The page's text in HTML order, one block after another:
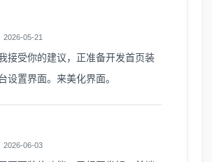
2026-05-21
接受你的建议，正准备开发首页装
设置界面。来美化界面。
2026-06-03